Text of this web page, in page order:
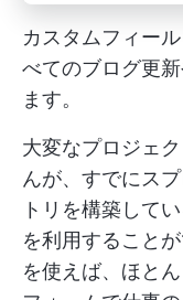
カスタムフィー
べてのブログ更
ます。
大変なプロジェ
んが、すでにス
トリを構築して
を利用すること
を使えば、ほと